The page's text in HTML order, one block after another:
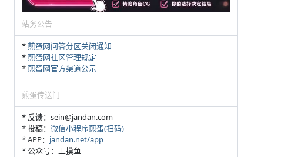
站务公告
*煎蛋网问答分区关闭通知
*煎蛋网社区管理规定
*煎蛋网官方渠道公示
煎蛋传送门
* 反馈：sein@jandan.com
* 投稿： 微信小程序煎蛋(扫码)
* APP： jandan.net/app
* 公众号：王摸鱼